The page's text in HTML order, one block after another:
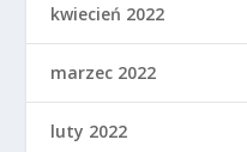
kwiecień 2022
marzec 2022
luty 2022